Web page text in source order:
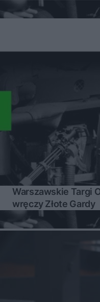
Warszawskie Targi Obronne
wręczy Złote Gardy